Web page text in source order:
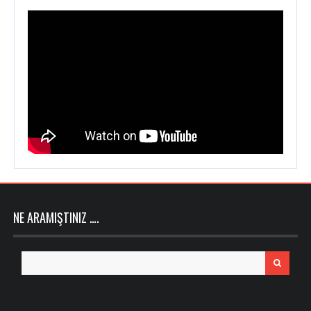
NE ARAMIŞTINIZ ….
for: